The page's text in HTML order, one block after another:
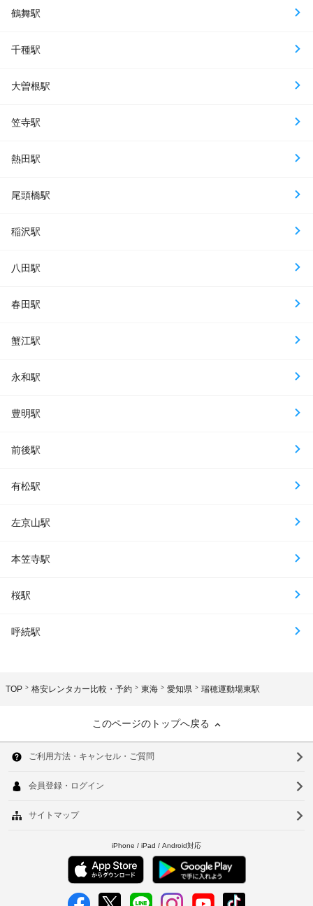
鶴舞駅
千種駅
大曽根駅
笠寺駅
熱田駅
尾頭橋駅
稲沢駅
八田駅
春田駅
蟹江駅
永和駅
豊明駅
前後駅
有松駅
左京山駅
本笠寺駅
桜駅
呼続駅
TOP 格安レンタカー比較・予約 東海 愛知県 瑞穂運動場東駅
このページのトップへ戻る